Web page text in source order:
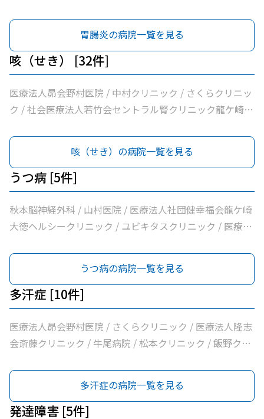
医院 / 八代内科医院 / 高田整形外科 / 龍ケ崎済生会病院 /
うちだ医院 / ユビキタスクリニック / 医療法人社団八峰会
池田病院
外科 / 牛尾病院 / 松本クリニック / ひかりの森内科クリニ
ック / 吉澤胃腸内科医院 / 山村医院 / 山本医院 / 福岡小児
科医院 / 飯野クリニック / 松葉クリニック / 根本医院 / 医
療法人社団健幸福会龍ケ崎大徳ヘルシークリニック / 医療
法人社団清和会いしかわクリニック / 横田医院 / 茨城県竜
ケ崎保健所 / 朝野循環器内科クリニック / 医療法人いがら
医院 / 八代内科医院 / 高田整形外科 / 龍ケ崎済生会病院 /
うちだ医院 / ユビキタスクリニック / 医療法人社団八峰会
池田病院
胃腸炎の病院一覧を見る
咳（せき） [32件]
医療法人昴会野村医院 / 中村クリニック / さくらクリニッ
ク / 社会医療法人若竹会セントラル腎クリニック龍ケ崎 /
外科 / 牛尾病院 / 松本クリニック / ひかりの森内科クリニ
ック / 吉澤胃腸内科医院 / 山村医院 / 山本医院 / 福岡小児
科医院 / 飯野クリニック / 松葉クリニック / 根本医院 / 医
療法人社団健幸福会龍ケ崎大徳ヘルシークリニック / 医療
法人社団清和会いしかわクリニック / 横田医院 / 茨城県竜
ケ崎保健所 / 朝野循環器内科クリニック / 医療法人いがら
医院 / 八代内科医院 / 高田整形外科 / 龍ケ崎済生会病院 /
うちだ医院 / ユビキタスクリニック / 医療法人社団八峰会
池田病院
咳（せき）の病院一覧を見る
うつ病 [5件]
秋本脳神経外科 / 山村医院 / 医療法人社団健幸福会龍ケ崎
大徳ヘルシークリニック / ユビキタスクリニック / 医療法
うつ病の病院一覧を見る
多汗症 [10件]
医療法人昴会野村医院 / さくらクリニック / 医療法人隆志
会斎藤クリニック / 牛尾病院 / 松本クリニック / 飯野クリ
ちだ医院
多汗症の病院一覧を見る
発達障害 [5件]